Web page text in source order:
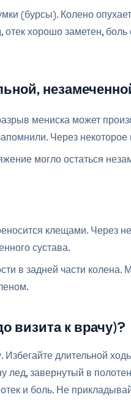
(бурсы). Колено
хорошо заметен,
мениска может
Через
могло остаться
клещами. Через
сустава.
в задней части
визита к врачу)?
Избегайте длительной
лед, завернутый в
и боль. Не